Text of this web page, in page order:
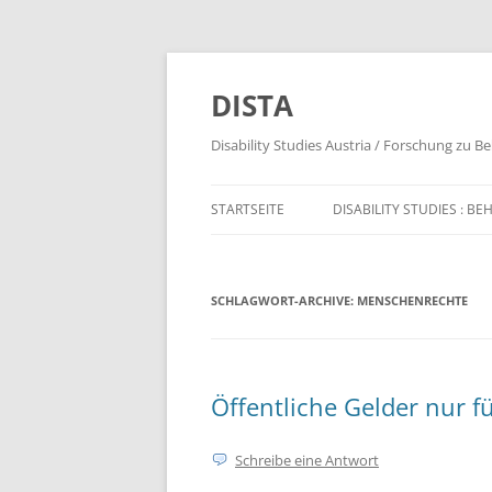
DISTA
Disability Studies Austria / Forschung zu
STARTSEITE DISABILITY STUDIES :
SCHLAGWORT-ARCHIVE: MENSCHENRECHTE
Öffentliche Gelder nur
Schreibe eine Antwort